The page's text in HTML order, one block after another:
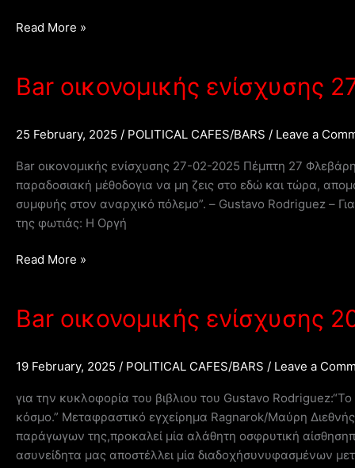
Bar
13-
Read More »
Bar οικονομικής ενίσχυσης
25 February, 2025 / POLITICAL CAFES/BARS / Leave a
Bar οικονομικής ενίσχυσης 27-02-2025 Πέμπτη 27
παραδοσιακή μέθοδογια να μη ζεις στο εδώ και τώρα,
συμφυής στον αναρχικό πόλεμο”. – Gustavo Rodriguez –
της φωτιάς: Η Οργή
Bar
27-
Read More »
Bar οικονομικής ενίσχυσης
19 February, 2025 / POLITICAL CAFES/BARS / Leave a
για την κυκλοφορία του βιβλιου του Gustavo
κόσμο.” Μεταφραστικό εγχείρημα Ragnarok/Μαύρη
παράγωγων της,προκαλεί μία αλάθητη οσφρυτική
ασυνείδητα μας αποστέλλει μία διαδοχήσυνυφασμένων